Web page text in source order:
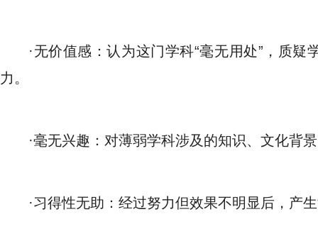
·无价值感：认为这门学科“毫无用处”，质
力。
·毫无兴趣：对薄弱学科涉及的知识、文化背
·习得性无助：经过努力但效果不明显后，产